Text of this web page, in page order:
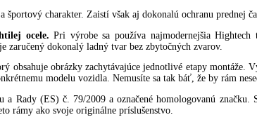
charakter. Zaistí však aj dokonalú ochranu prednej
ocele. Pri výrobe sa používa najmodernejšia Hightech
dokonalý ladný tvar bez zbytočných zvarov.
obsahuje obrázky zachytávajúce jednotlivé etapy
modelu vozidla. Nemusíte sa tak báť, že by rám
Rady (ES) č. 79/2009 a označené homologovanú značku.
rámy ako svoje originálne príslušenstvo.